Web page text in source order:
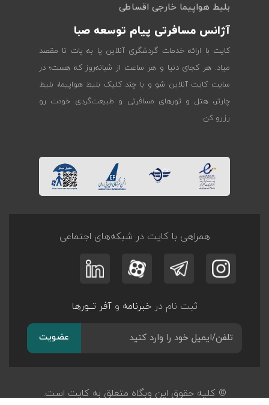
بلیط هواپیما خارجی اقساطی
آژانس مسافرتی پیام توسعه صبا
کایت با ارائه خدمات گردشگری آنلاین پا به پات تا مقصد
میاد. هر کجای دنیا و هر ساعت از شبانه‌روز که هست؛ در
سایت کایت آنلاین شو و با چند کلیک بلیط هواپیما، بلیط
چارتر، هتل و تورهای مسافرتی و طبیعت‌گردی خودت رو
رزرو کن.
همراهی با کایت در شبکه‌های اجتماعی
ثبت نام درخبرنامه وآفر تــورها
عضویت
© کلیه حقوق این وبگاه متعلق به کایت است.